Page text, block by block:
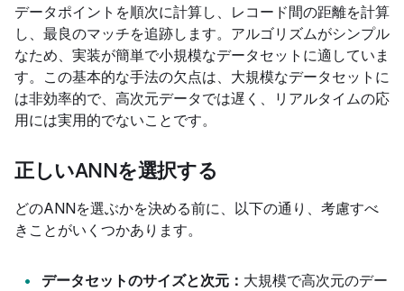
データポイントを順次に計算し、レコード間の距離を計算
し、最良のマッチを追跡します。アルゴリズムがシンプル
なため、実装が簡単で小規模なデータセットに適していま
す。この基本的な手法の欠点は、大規模なデータセットに
は非効率的で、高次元データでは遅く、リアルタイムの応
用には実用的でないことです。
正しいANNを選択する
どのANNを選ぶかを決める前に、以下の通り、考慮すべ
きことがいくつかあります。
データセットのサイズと次元： 大規模で高次元のデー